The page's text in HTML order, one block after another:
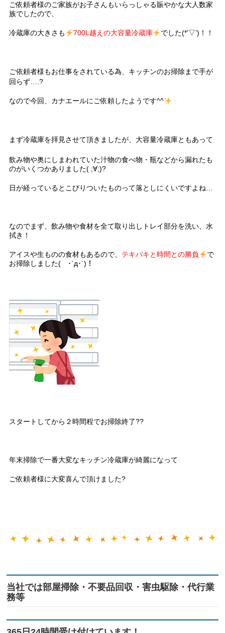
ご依頼者様のご家族がお子さんもいらっしゃる賑やかな大人数家
族でしたので、
冷蔵庫の大きさも 700L越えの大容量冷蔵庫 でした(*’▽’)！！
ご依頼者様もお仕事をされている為、キッチンのお掃除まで手が
回らず….?
なので今回、カナエールにご依頼したようです^^
まず冷蔵庫を拝見させて頂きましたが、 大容量冷蔵庫ともあって
飲み物や奥にしまわれていた汁物の食べ物・瓶などから漏れたも
のがいくつかありました( ;∀;)?
日が経っているとこびりついたものって落としにくいですよね…
なのでまず、飲み物や食材を全て取り出しトレイ部分を洗い、水
拭き！
アイスや生ものの食材もあるので、 テキパキと時間との勝負
で
お掃除しました( ･`д･´)！
スタートしてから２時間程でお掃除終了??
年末掃除で一番大変なキッチン冷蔵庫が綺麗になって
ご依頼者様に大変喜んで頂けました?
当社では部屋掃除・不要品回収・害虫駆除・代行業
務等